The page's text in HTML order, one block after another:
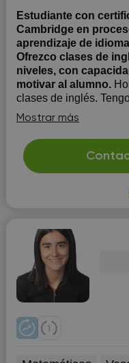
Estudiante con certificado
Cambridge en
aprendizaje de
Ofrezco clases de
niveles, con
motivar al alumno.
clases de inglés.
capacidad para tratar
Mostrar más